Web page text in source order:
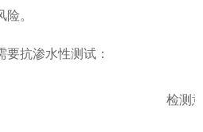
。
抗渗水性测试：
检测